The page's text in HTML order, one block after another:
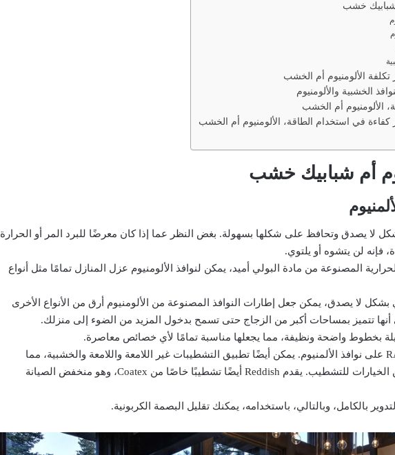
شبابيك خشب
تكلفة الألومنيوم أم الخشب
الخشبية والألومنيوم
الألومنيوم أم الخشب
كفاءة في استخدام الطاقة، الألومنيوم أم الخشب
أم شبابيك خشب
لا يصدق وتحافظ على شكلها بسهولة. بغض النظر عما إذا كان معرضًا للبرد المر أو الحرارة
فإنه لن يتشوه أو يلتوي.
المصنوعة من مادة البولي أميد، يمكن لنوافذ الألومنيوم عزل المنازل تمامًا مثل أنواع
بشكل لا يصدق، يمكن جعل إطارات النوافذ المصنوعة من الألومنيوم أرق من الأنواع الأخرى
أنها تتميز بمساحات أكبر من الزجاج حتى تسمح بدخول المزيد من الضوء إلى منزلك.
بخطوط واضحة ونظيفة، مما يجعلها مناسبة تمامًا لأي خصائص معاصرة.
يمكن تطبيق أي لون RAL على نوافذ الألمنيوم. يمكن أيضًا تطبيق التشطيبات غير اللامعة واللامعة والخشبية، مما
يمنحك قدرًا لا يصدق من الخيارات للتشطيب. يقدم Reddish أيضًا تشطيبًا خاصًا من Coatex، وهو منخفض الصيانة
بالكامل، وبالتالي، باستخدامه، يمكنك تقليل البصمة الكربونية.